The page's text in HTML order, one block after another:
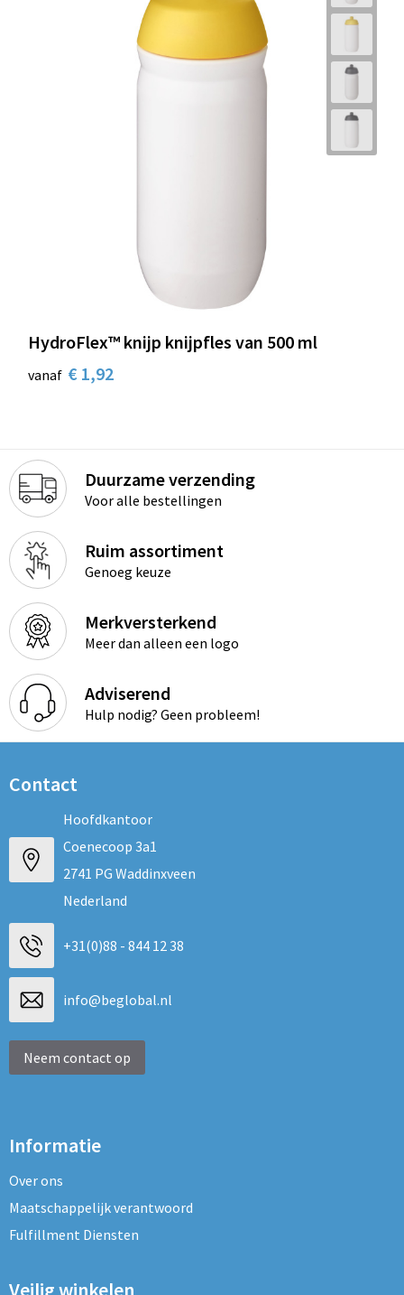
HydroFlex™ knijp knijpfles van 500 ml
vanaf € 1,92
Duurzame verzending
Voor alle bestellingen
Ruim assortiment
Genoeg keuze
Merkversterkend
Meer dan alleen een logo
Adviserend
Hulp nodig? Geen probleem!
Contact
Hoofdkantoor
Coenecoop 3a1
2741 PG Waddinxveen
Nederland
+31(0)88 - 844 12 38
info@beglobal.nl
Neem contact op
Informatie
Over ons
Maatschappelijk verantwoord
Fulfillment Diensten
Veilig winkelen